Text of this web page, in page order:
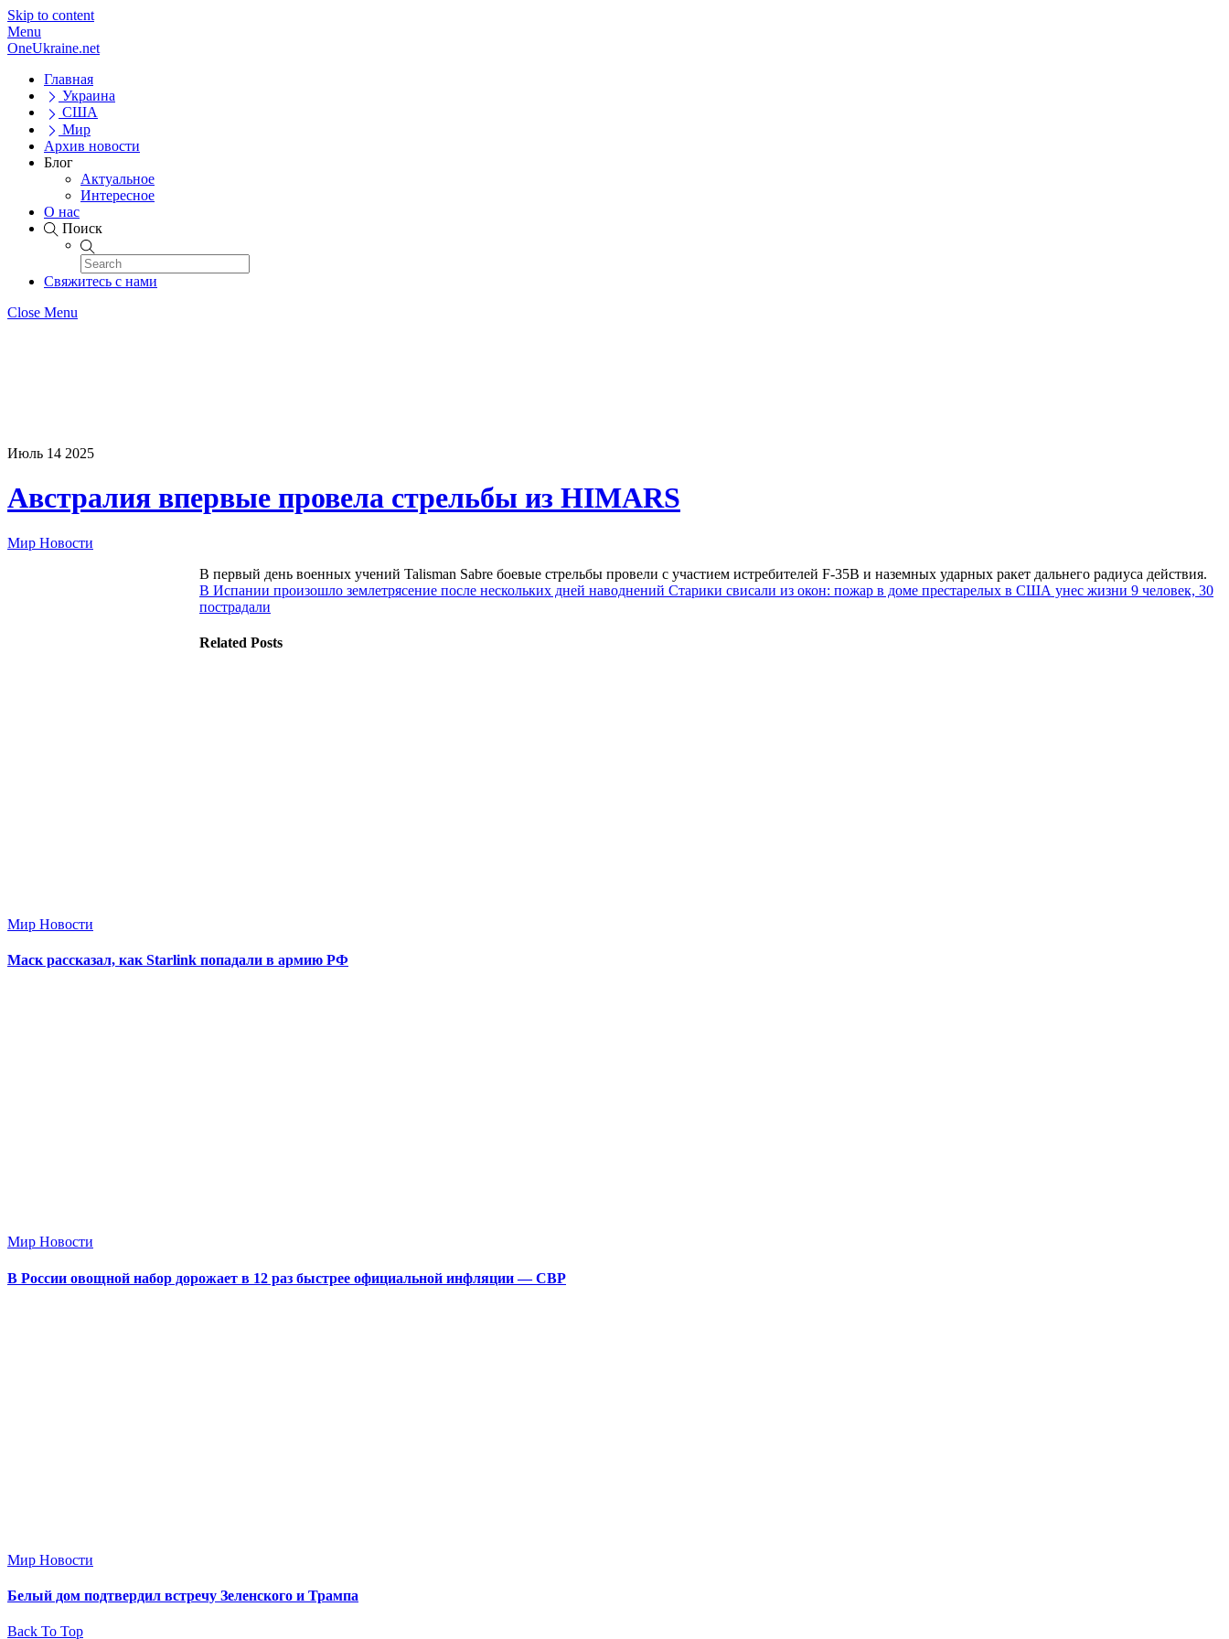
Skip to content
Menu
OneUkraine.net
Главная
Украина
США
Мир
Архив новости
Блог
Актуальное
Интересное
О нас
Поиск
Свяжитесь с нами
Close Menu
Июль 14 2025
Австралия впервые провела стрельбы из HIMARS
Мир Новости
В первый день военных учений Talisman Sabre боевые стрельбы провели с участием истребителей F-35B и наземных ударных ракет дальнего радиуса действия.
В Испании произошло землетрясение после нескольких дней наводнений Старики свисали из окон: пожар в доме престарелых в США унес жизни 9 человек, 30
пострадали
Related Posts
Мир Новости
Маск рассказал, как Starlink попадали в армию РФ
Мир Новости
В России овощной набор дорожает в 12 раз быстрее официальной инфляции — СВР
Мир Новости
Белый дом подтвердил встречу Зеленского и Трампа
Back To Top